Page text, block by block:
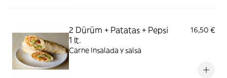
2 Dürüm + Patatas + Pepsi
1 lt.
16,50 €
Carne Insalada y salsa